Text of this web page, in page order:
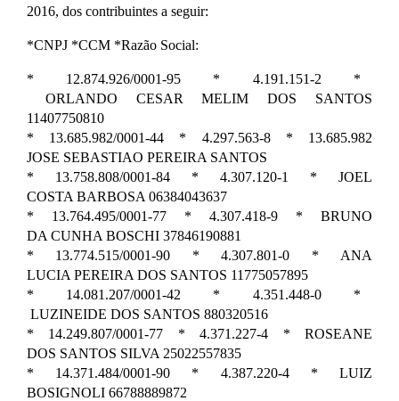
2016, dos contribuintes a seguir:
*CNPJ *CCM *Razão Social:
* 12.874.926/0001-95 * 4.191.151-2 *
ORLANDO CESAR MELIM DOS SANTOS
11407750810
* 13.685.982/0001-44 * 4.297.563-8 * 13.685.982
JOSE SEBASTIAO PEREIRA SANTOS
* 13.758.808/0001-84 * 4.307.120-1 * JOEL
COSTA BARBOSA 06384043637
* 13.764.495/0001-77 * 4.307.418-9 * BRUNO
DA CUNHA BOSCHI 37846190881
* 13.774.515/0001-90 * 4.307.801-0 * ANA
LUCIA PEREIRA DOS SANTOS 11775057895
* 14.081.207/0001-42 * 4.351.448-0 *
LUZINEIDE DOS SANTOS 880320516
* 14.249.807/0001-77 * 4.371.227-4 * ROSEANE
DOS SANTOS SILVA 25022557835
* 14.371.484/0001-90 * 4.387.220-4 * LUIZ
BOSIGNOLI 66788889872